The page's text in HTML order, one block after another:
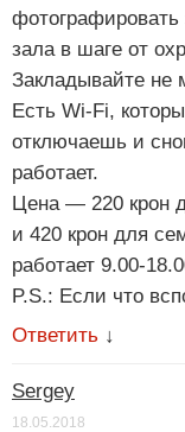
фотографировать
зала в шаге от
Закладывайте не
Есть Wi-Fi,
отключаешь и
работает.
Цена — 220 крон
и 420 крон для
работает 9.00-
P.S.: Если что
Ответить ↓
Sergey
18.05.2018